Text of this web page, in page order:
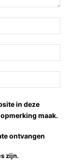
in deze
maak.
ontvangen
zijn.